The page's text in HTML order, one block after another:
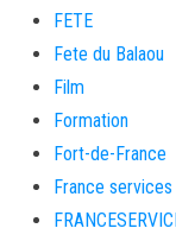
FETE
Fete du Balaou
Film
Formation
Fort-de-France
France services